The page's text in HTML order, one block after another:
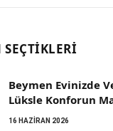
Beymen Evinizde
Lüksle Konforun
16 HAZIRAN 2026